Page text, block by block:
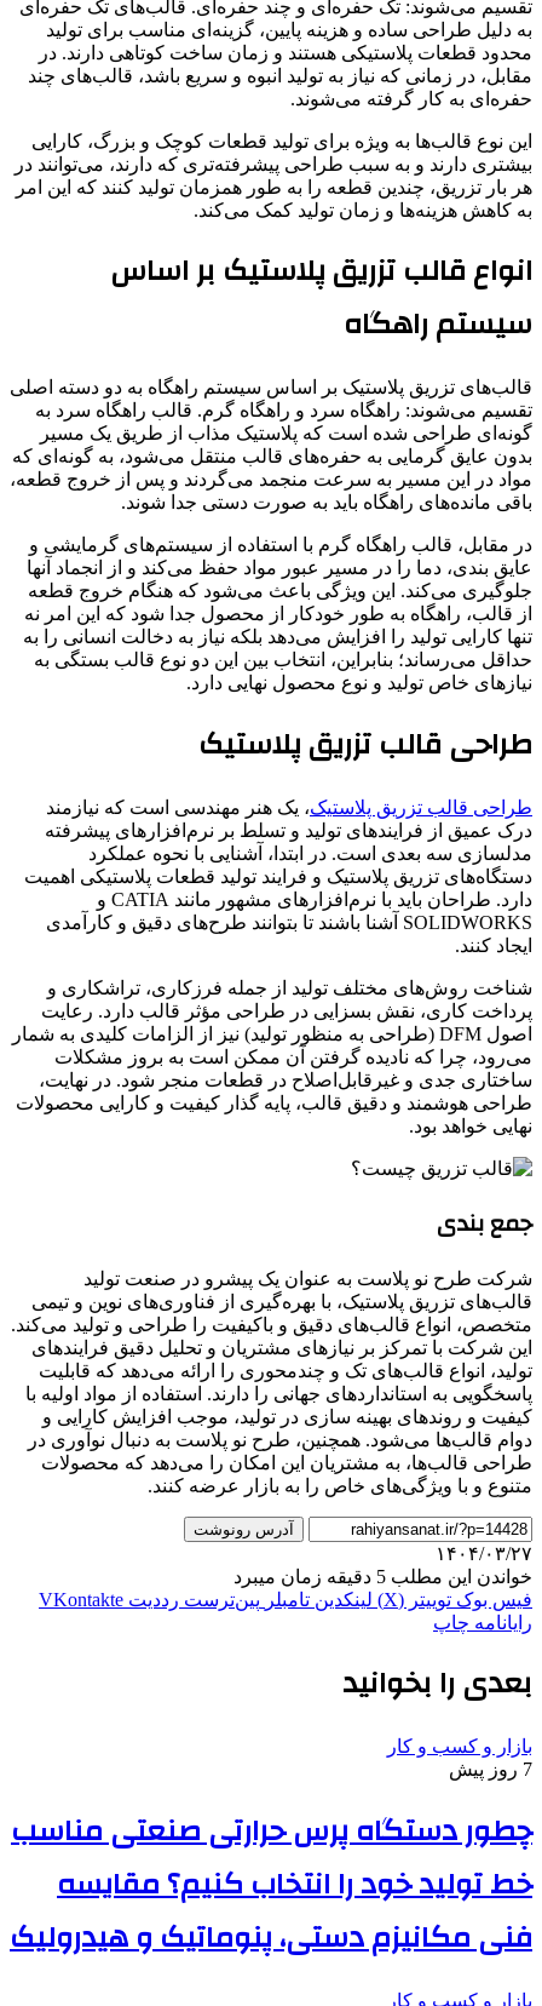
تقسیم می‌شوند: تک حفره‌ای و چند حفره‌ای. قالب‌های تک حفره‌ای
به دلیل طراحی ساده و هزینه پایین، گزینه‌ای مناسب برای تولید
محدود قطعات پلاستیکی هستند و زمان ساخت کوتاهی دارند. در
مقابل، در زمانی که نیاز به تولید انبوه و سریع باشد، قالب‌های چند
حفره‌ای به کار گرفته می‌شوند.
این نوع قالب‌ها به ویژه برای تولید قطعات کوچک و بزرگ، کارایی
بیشتری دارند و به سبب طراحی پیشرفته‌تری که دارند، می‌توانند در
هر بار تزریق، چندین قطعه را به طور همزمان تولید کنند که این امر
به کاهش هزینه‌ها و زمان تولید کمک می‌کند.
انواع قالب تزریق پلاستیک بر اساس
سیستم راهگاه
قالب‌های تزریق پلاستیک بر اساس سیستم راهگاه به دو دسته اصلی
تقسیم می‌شوند: راهگاه سرد و راهگاه گرم. قالب راهگاه سرد به
گونه‌ای طراحی شده است که پلاستیک مذاب از طریق یک مسیر
بدون عایق گرمایی به حفره‌های قالب منتقل می‌شود، به گونه‌ای که
مواد در این مسیر به سرعت منجمد می‌گردند و پس از خروج قطعه،
باقی مانده‌های راهگاه باید به صورت دستی جدا شوند.
در مقابل، قالب راهگاه گرم با استفاده از سیستم‌های گرمایشی و
عایق بندی، دما را در مسیر عبور مواد حفظ می‌کند و از انجماد آنها
جلوگیری می‌کند. این ویژگی باعث می‌شود که هنگام خروج قطعه
از قالب، راهگاه به طور خودکار از محصول جدا شود که این امر نه
تنها کارایی تولید را افزایش می‌دهد بلکه نیاز به دخالت انسانی را به
حداقل می‌رساند؛ بنابراین، انتخاب بین این دو نوع قالب بستگی به
نیازهای خاص تولید و نوع محصول نهایی دارد.
طراحی قالب تزریق پلاستیک
طراحی قالب تزریق پلاستیک، یک هنر مهندسی است که نیازمند
درک عمیق از فرایندهای تولید و تسلط بر نرم‌افزارهای پیشرفته
مدلسازی سه بعدی است. در ابتدا، آشنایی با نحوه عملکرد
دستگاه‌های تزریق پلاستیک و فرایند تولید قطعات پلاستیکی اهمیت
دارد. طراحان باید با نرم‌افزارهای مشهور مانند CATIA و
SOLIDWORKS آشنا باشند تا بتوانند طرح‌های دقیق و کارآمدی
ایجاد کنند.
شناخت روش‌های مختلف تولید از جمله فرزکاری، تراشکاری و
پرداخت کاری، نقش بسزایی در طراحی مؤثر قالب دارد. رعایت
اصول DFM (طراحی به منظور تولید) نیز از الزامات کلیدی به شمار
می‌رود، چرا که نادیده گرفتن آن ممکن است به بروز مشکلات
ساختاری جدی و غیرقابل‌اصلاح در قطعات منجر شود. در نهایت،
طراحی هوشمند و دقیق قالب، پایه گذار کیفیت و کارایی محصولات
نهایی خواهد بود.
جمع بندی
شرکت طرح نو پلاست به عنوان یک پیشرو در صنعت تولید
قالب‌های تزریق پلاستیک، با بهره‌گیری از فناوری‌های نوین و تیمی
متخصص، انواع قالب‌های دقیق و باکیفیت را طراحی و تولید می‌کند.
این شرکت با تمرکز بر نیازهای مشتریان و تحلیل دقیق فرایندهای
تولید، انواع قالب‌های تک و چندمحوری را ارائه می‌دهد که قابلیت
پاسخگویی به استانداردهای جهانی را دارند. استفاده از مواد اولیه با
کیفیت و روندهای بهینه سازی در تولید، موجب افزایش کارایی و
دوام قالب‌ها می‌شود. همچنین، طرح نو پلاست به دنبال نوآوری در
طراحی قالب‌ها، به مشتریان این امکان را می‌دهد که محصولات
متنوع و با ویژگی‌های خاص را به بازار عرضه کنند.
آدرس رونوشت
۱۴۰۴/۰۳/۲۷
خواندن این مطلب 5 دقیقه زمان میبرد
فیس بوک توییتر (X) لینکدین ‫تامبلر ‫پین‌ترست ‫رددیت ‫VKontakte
رایانامه چاپ
بعدی را بخوانید
بازار و کسب و کار
7 روز پیش
چطور دستگاه پرس حرارتی صنعتی مناسب
خط تولید خود را انتخاب کنیم؟ مقایسه
فنی مکانیزم دستی، پنوماتیک و هیدرولیک
بازار و کسب و کار